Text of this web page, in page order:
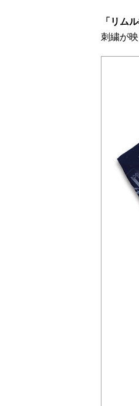
「リム
刺繍が